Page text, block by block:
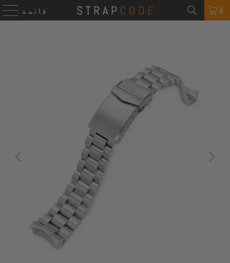
قائمة 0